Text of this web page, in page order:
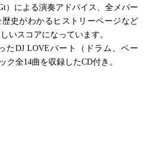
）による演奏アドバイス、全メバー
史がわかるヒストリーページなど
いスコアになっています。
たDJ LOVEパート（ドラム、ベー
ク全14曲を収録したCD付き。